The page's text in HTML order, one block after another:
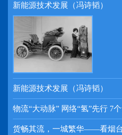
新能源技术发展（冯诗韬）
新能源技术发展（冯诗韬）